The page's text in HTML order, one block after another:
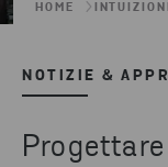
HOME
NOTIZIE &